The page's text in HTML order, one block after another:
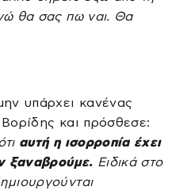
θα σας πω ναι. Θα
υπάρχει κανένας
και πρόσθεσε:
αυτή η ισορροπία έχει
ξαναβρούμε. Ειδικά στο